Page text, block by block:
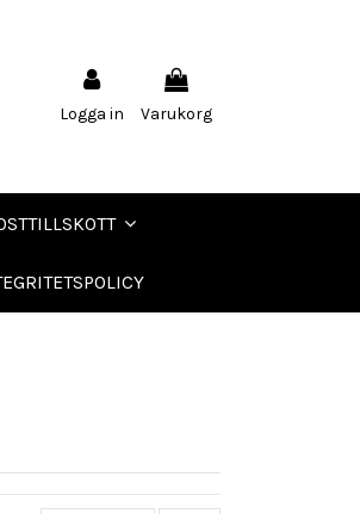
Logga in Varukorg